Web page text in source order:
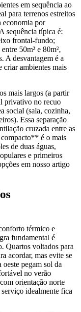
em sequência ao
para terrenos estreitos
economia por
sequência típica é:
frontal-fundo;
50m² e 80m²,
A desvantagem é a
criar ambientes mais
mais largos (a partir
privativo no recuo
social (sala, cozinha,
Essa separação
cruzada entre as
é o mais
de duas águas,
e primeiros
em nosso artigo
térmico e
fundamental é
Quartos voltados para
acordar, mas evite se
pegam sol da
no verão
orientação norte
idealmente fica